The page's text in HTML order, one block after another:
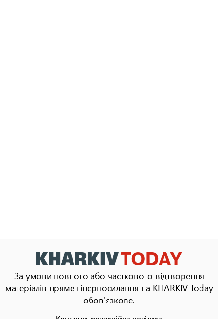
За умови повного або часткового відтворення
матеріалів пряме гіперпосилання на KHARKIV Today
обов'язкове.